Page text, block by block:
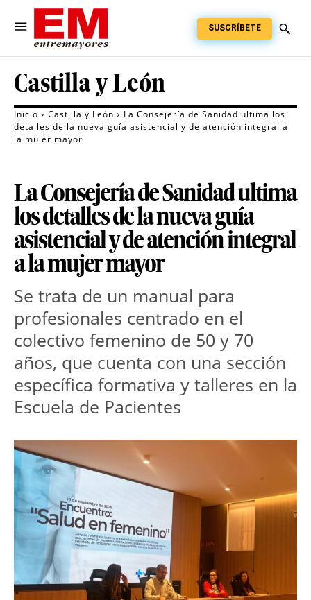
SUSCRÍBETE
Castilla y León
Inicio Castilla y León
La Consejería de Sanidad ultima los
detalles de la nueva guía asistencial y de atención integral a
la mujer mayor
La Consejería de Sanidad ultima
los detalles de la nueva guía
asistencial y de atención integral
a la mujer mayor
Se trata de un manual para
profesionales centrado en el
colectivo femenino de 50 y 70
años, que cuenta con una sección
específica formativa y talleres en la
Escuela de Pacientes